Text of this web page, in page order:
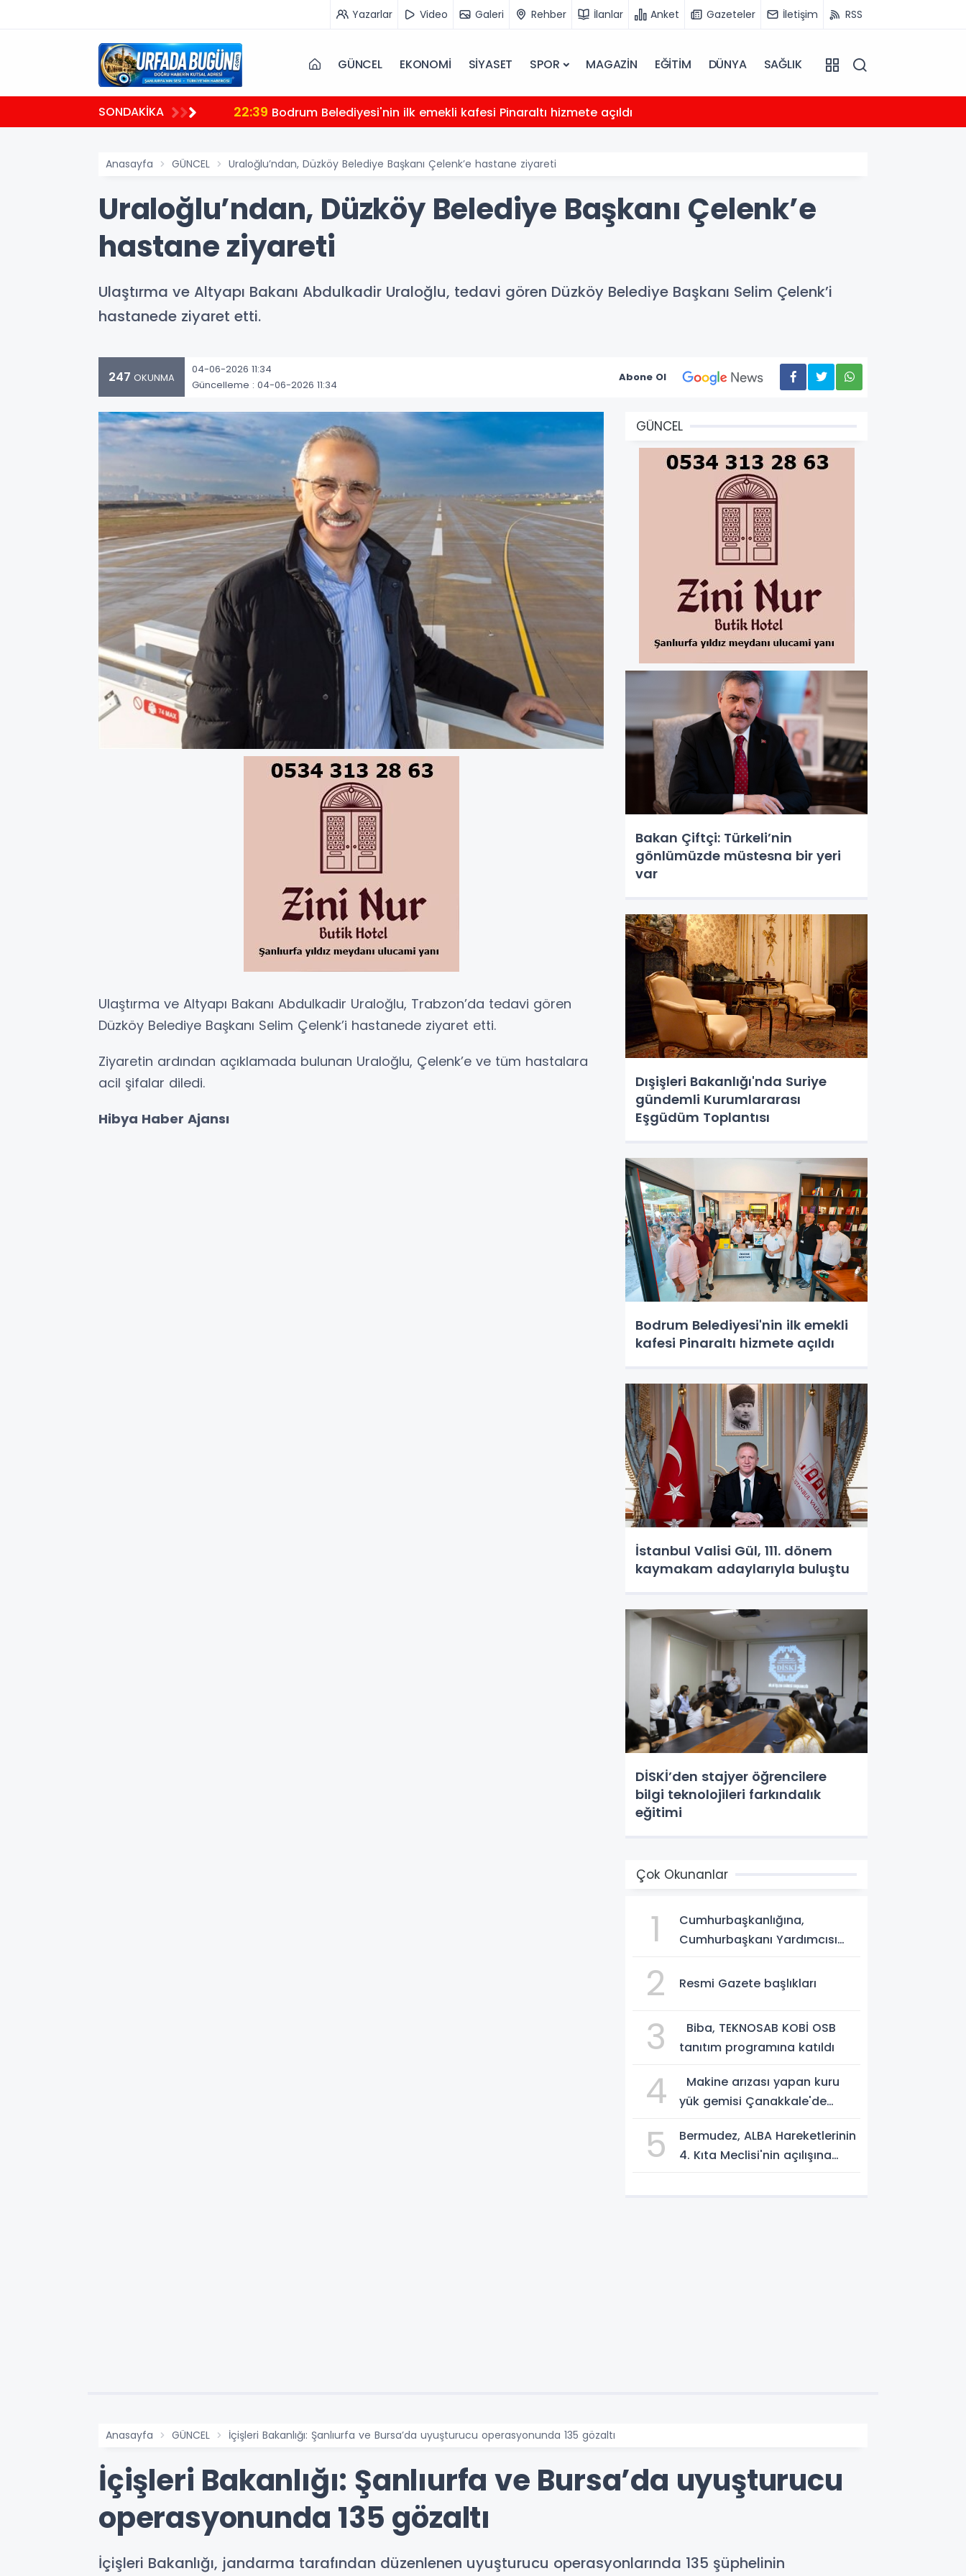
Yazarlar Video Galeri Rehber İlanlar Anket Gazeteler İletişim RSS
GÜNCEL EKONOMİ SİYASET SPOR MAGAZİN EĞİTİM DÜNYA SAĞLIK
SONDAKİKA 22:39 Bodrum Belediyesi'nin ilk emekli kafesi Pinaraltı hizmete açıldı
Anasayfa GÜNCEL Uraloğlu’ndan, Düzköy Belediye Başkanı Çelenk’e hastane ziyareti
Uraloğlu’ndan, Düzköy Belediye Başkanı Çelenk’e
hastane ziyareti
Ulaştırma ve Altyapı Bakanı Abdulkadir Uraloğlu, tedavi gören Düzköy Belediye Başkanı Selim Çelenk’i
hastanede ziyaret etti.
247 OKUNMA
04-06-2026 11:34
Güncelleme : 04-06-2026 11:34
Abone Ol
Ulaştırma ve Altyapı Bakanı Abdulkadir Uraloğlu, Trabzon’da tedavi gören
Düzköy Belediye Başkanı Selim Çelenk’i hastanede ziyaret etti.
Ziyaretin ardından açıklamada bulunan Uraloğlu, Çelenk’e ve tüm hastalara
acil şifalar diledi.
Hibya Haber Ajansı
GÜNCEL
Bakan Çiftçi: Türkeli’nin
gönlümüzde müstesna bir yeri
var
Dışişleri Bakanlığı'nda Suriye
gündemli Kurumlararası
Eşgüdüm Toplantısı
Bodrum Belediyesi'nin ilk emekli
kafesi Pinaraltı hizmete açıldı
İstanbul Valisi Gül, 111. dönem
kaymakam adaylarıyla buluştu
DİSKİ’den stajyer öğrencilere
bilgi teknolojileri farkındalık
eğitimi
Çok Okunanlar
1
Cumhurbaşkanlığına,
Cumhurbaşkanı Yardımcısı
2 Resmi Gazete başlıkları
3
Biba, TEKNOSAB KOBİ OSB
tanıtım programına katıldı
4
Makine arızası yapan kuru
yük gemisi Çanakkale'de
5
Bermudez, ALBA Hareketlerinin
4. Kıta Meclisi'nin açılışına
Anasayfa GÜNCEL İçişleri Bakanlığı: Şanlıurfa ve Bursa’da uyuşturucu operasyonunda 135 gözaltı
İçişleri Bakanlığı: Şanlıurfa ve Bursa’da uyuşturucu
operasyonunda 135 gözaltı
İçişleri Bakanlığı, jandarma tarafından düzenlenen uyuşturucu operasyonlarında 135 şüphelinin